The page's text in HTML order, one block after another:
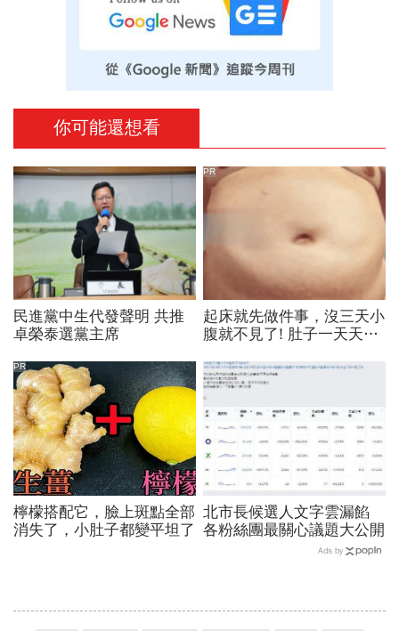
你可能還想看
民進黨中生代發聲明 共推
卓榮泰選黨主席
起床就先做件事，沒三天小
腹就不見了! 肚子一天天變
PR
檸檬搭配它，臉上斑點全部
消失了，小肚子都變平坦了
PR
北市長候選人文字雲漏餡
各粉絲團最關心議題大公開
Ads by